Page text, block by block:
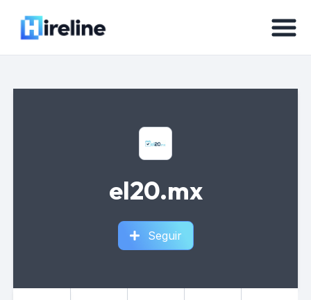
el20.mx
Seguir